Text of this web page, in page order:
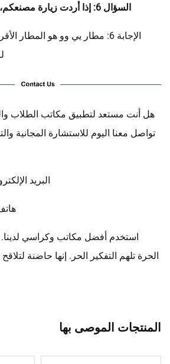
السؤال 6: إذا أردت زيارة مصنعكم، ما هو المطار الأقرب؟
الإجابة 6: مطار يي وو هو المطار
هل أنت مستعد لتطبيق مكاتب الطلاب
تواصل معنا اليوم للاستشارة المجانية
البريد
هاتف: +86-
استخدم أفضل مكاتب وكراسي لدينا.
الحرة تلهم التفكير الحر. إنها حاضنة
المنتجات الموصى بها